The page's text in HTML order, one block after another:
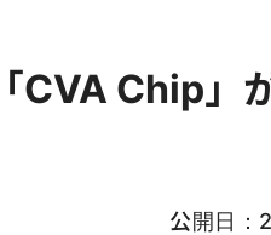
CVA Chip」
公開日：